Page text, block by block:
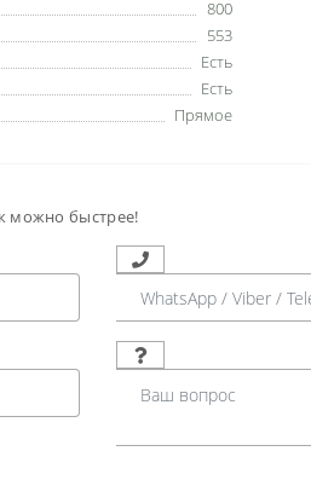
800
553
Есть
Есть
Прямое
можно быстрее!